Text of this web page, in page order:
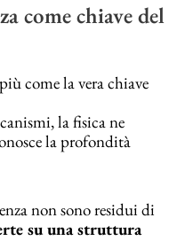
come chiave del
come la vera chiave
la fisica ne
la profondità
non sono residui di
su una struttura